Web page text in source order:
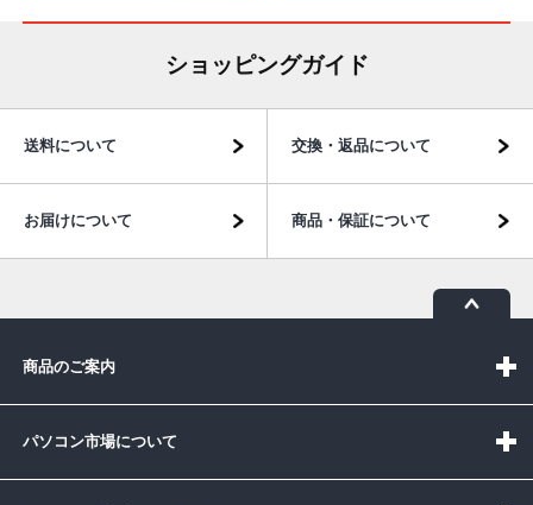
ショッピングガイド
送料について 交換・返品について
お届けについて 商品・保証について
商品のご案内
パソコン市場について